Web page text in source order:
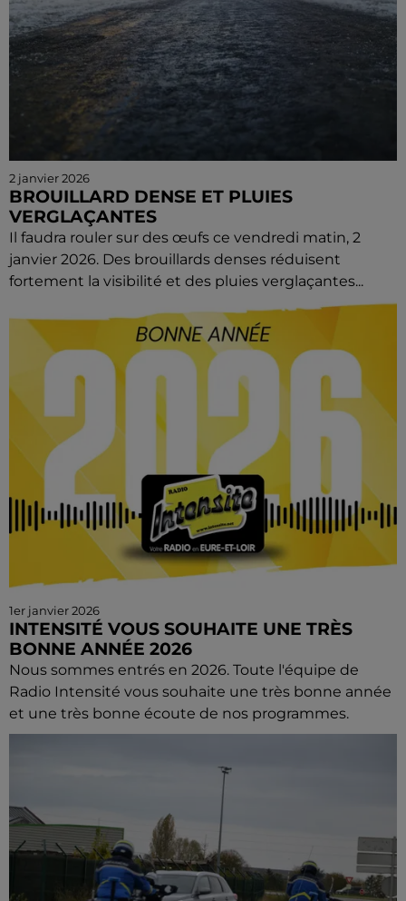
2 janvier 2026
BROUILLARD DENSE ET PLUIES
VERGLAÇANTES
Il faudra rouler sur des œufs ce vendredi matin, 2
janvier 2026. Des brouillards denses réduisent
fortement la visibilité et des pluies verglaçantes...
1er janvier 2026
INTENSITÉ VOUS SOUHAITE UNE TRÈS
BONNE ANNÉE 2026
Nous sommes entrés en 2026. Toute l'équipe de
Radio Intensité vous souhaite une très bonne année
et une très bonne écoute de nos programmes.